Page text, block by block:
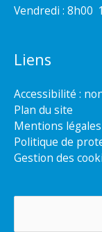
Vendredi : 8h00 
Liens
Accessibilité :
Plan du site
Mentions légales
Politique de
Gestion des